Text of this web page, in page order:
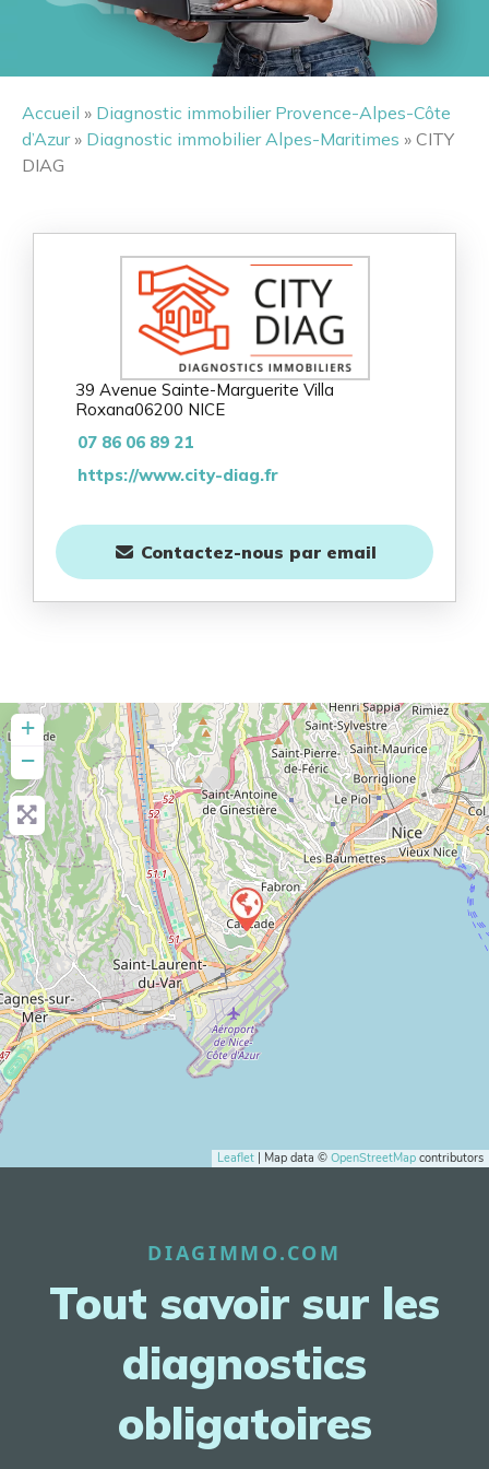
Accueil » Diagnostic immobilier Provence-Alpes-Côte
d’Azur» Diagnostic immobilier Alpes-Maritimes » CITY
DIAG
39 Avenue Sainte-Marguerite Villa
Roxana06200 NICE
07 86 06 89 21
https://www.city-diag.fr
Contactez-nous par email
+
−
Leaflet | Map data © OpenStreetMap contributors
DIAGIMMO.COM
Tout savoir sur les
diagnostics
obligatoires